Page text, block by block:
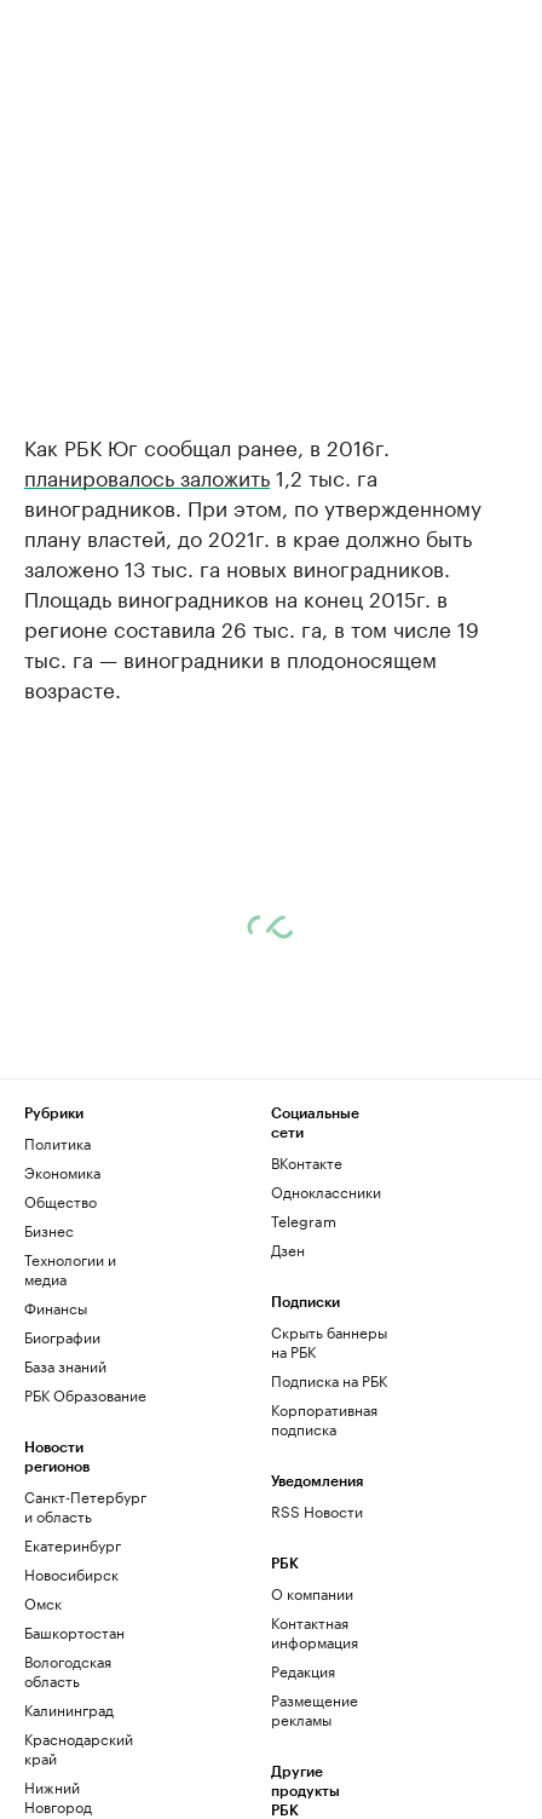
Как РБК Юг сообщал ранее, в 2016г.
планировалось заложить1,2 тыс. га
виноградников. При этом, по утвержденному
плану властей, до 2021г. в крае должно быть
заложено 13 тыс. га новых виноградников.
Площадь виноградников на конец 2015г. в
регионе составила 26 тыс. га, в том числе 19
тыс. га — виноградники в плодоносящем
возрасте.
Рубрики
Политика
Экономика
Общество
Бизнес
Технологии и
медиа
Финансы
Биографии
База знаний
РБК Образование
Новости
регионов
Санкт-Петербург
и область
Екатеринбург
Новосибирск
Омск
Башкортостан
Вологодская
область
Калининград
Краснодарский
край
Нижний
Новгород
Социальные
сети
ВКонтакте
Одноклассники
Telegram
Дзен
Подписки
Скрыть баннеры
на РБК
Подписка на РБК
Корпоративная
подписка
Уведомления
RSS Новости
РБК
О компании
Контактная
информация
Редакция
Размещение
рекламы
Другие
продукты
РБК